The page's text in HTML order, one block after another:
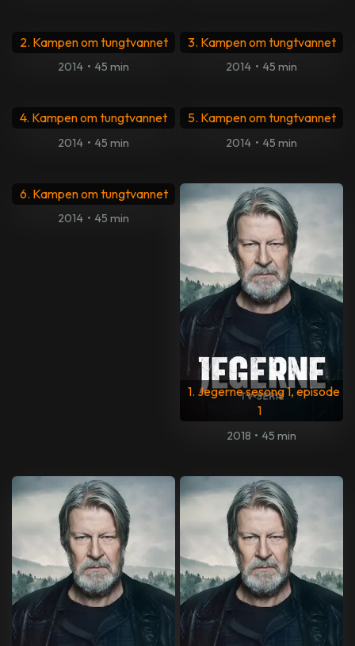
2. Kampen om tungtvannet
2014 • 45 min
3. Kampen om tungtvannet
2014 • 45 min
4. Kampen om tungtvannet
2014 • 45 min
5. Kampen om tungtvannet
2014 • 45 min
6. Kampen om tungtvannet
2014 • 45 min
1. Jegerne sesong 1, episode
1
2018 • 45 min